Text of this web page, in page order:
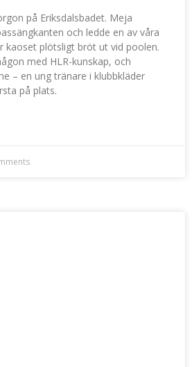
på Eriksdalsbadet. Meja
och ledde en av våra
kaoset plötsligt bröt ut vid poolen.
med HLR-kunskap, och
– en ung tränare i klubbkläder
på plats.